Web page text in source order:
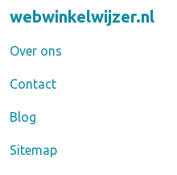
webwinkelwijzer.nl
Over ons
Contact
Blog
Sitemap